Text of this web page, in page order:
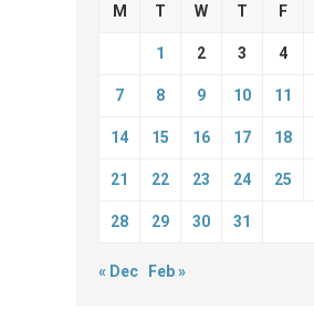
M T W T F
1 2 3 4
7 8 9 10 11
14 15 16 17 18
21 22 23 24 25
28 29 30 31
« Dec Feb »